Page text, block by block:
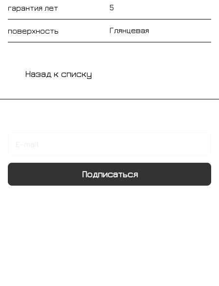
гарантия лет 5
поверхность Глянцевая
Назад к списку
Подписаться